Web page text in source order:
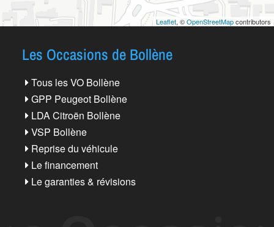
Leaflet, ©OpenStreetMapcontributors
Les Occasions de Bollène
Tous les VO Bollène
GPP Peugeot Bollène
LDA Citroën Bollène
VSP Bollène
Reprise du véhicule
Le financement
Le garanties & révisions